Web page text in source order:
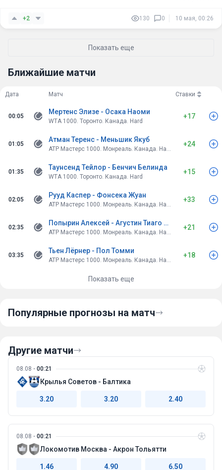
+2 130 0 10 мая, 00:26
Показать еще
Ближайшие матчи
Дата Матч Ставки
00:05
Мертенс Элизе - Осака Наоми
WTA 1000. Торонто. Канада. Hard
+17
01:05
Атман Теренс - Меньшик Якуб
ATP Мастерс 1000. Монреаль. Канада. Hard
+24
01:35
Таунсенд Тейлор - Бенчич Белинда
WTA 1000. Торонто. Канада. Hard
+15
02:05
Рууд Каспер - Фонсека Жуан
ATP Мастерс 1000. Монреаль. Канада. Hard
+33
02:35
Попырин Алексей - Агустин Тиаго Тиранте
ATP Мастерс 1000. Монреаль. Канада. Hard
+21
03:35
Тьен Лёрнер - Пол Томми
ATP Мастерс 1000. Монреаль. Канада. Hard
+18
Показать еще
Популярные прогнозы на матч
Другие матчи
08.08 00:21
Крылья Советов - Балтика
3.20 3.20 2.40
08.08 00:21
Локомотив Москва - Акрон Тольятти
1.46 4.90 6.50